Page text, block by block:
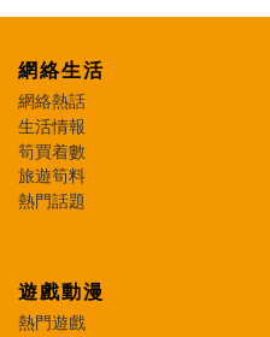
網絡生活
網絡熱話
生活情報
筍買着數
旅遊筍料
熱門話題
遊戲動漫
熱門遊戲